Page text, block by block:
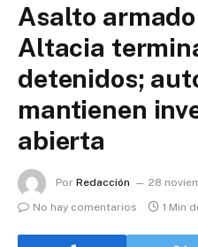
Asalto
Altacia
detenidos;
mantienen
abierta
Por Redacción
28
No hay comentarios
1 Min